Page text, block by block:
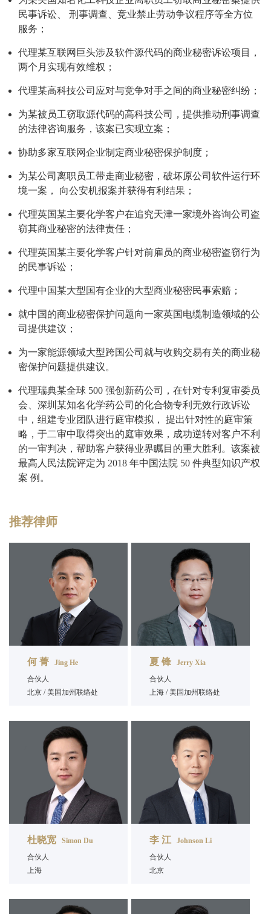
民事诉讼、 刑事调查、竞业禁止劳动争议程序等全方位
服务；
代理某互联网巨头涉及软件源代码的商业秘密诉讼项目，
两个月实现有效维权；
代理某高科技公司应对与竞争对手之间的商业秘密纠纷；
为某被员工窃取源代码的高科技公司，提供推动刑事调查
的法律咨询服务，该案已实现立案；
协助多家互联网企业制定商业秘密保护制度；
为某公司离职员工带走商业秘密，破坏原公司软件运行环
境一案， 向公安机报案并获得有利结果；
代理英国某主要化学客户在追究天津一家境外咨询公司盗
窃其商业秘密的法律责任；
代理英国某主要化学客户针对前雇员的商业秘密盗窃行为
的民事诉讼；
代理中国某大型国有企业的大型商业秘密民事索赔；
就中国的商业秘密保护问题向一家英国电缆制造领域的公
司提供建议；
为一家能源领域大型跨国公司就与收购交易有关的商业秘
密保护问题提供建议。
代理瑞典某全球 500 强创新药公司，在针对专利复审委员
会、深圳某知名化学药公司的化合物专利无效行政诉讼
中，组建专业团队进行庭审模拟， 提出针对性的庭审策
略，于二审中取得突出的庭审效果，成功逆转对客户不利
的一审判决，帮助客户获得业界瞩目的重大胜利。该案被
最高人民法院评定为 2018 年中国法院 50 件典型知识产权
案 例。
推荐律师
何 菁
Jing He
合伙人
北京 / 美国加州联络处
夏 锋
Jerry Xia
合伙人
上海 / 美国加州联络处
杜晓宽
Simon Du
合伙人
上海
李 江
Johnson Li
合伙人
北京